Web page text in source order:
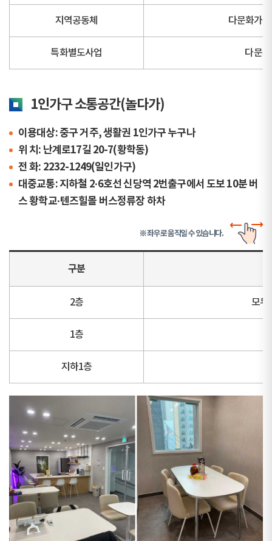
지역공동체 다문화가
특화별도사업 다문
1인가구 소통공간(놀다가)
이용대상: 중구 거주, 생활권 1인가구 누구나
위 치: 난계로17길 20-7(황학동)
전 화: 2232-1249(일인가구)
대중교통: 지하철 2·6호선 신당역 2번출구에서 도보 10분 버
스 황학교·텐즈힐몰 버스정류장 하차
※ 좌우로 움직일 수 있습니다.
구분
2층 모두
1층
지하1층